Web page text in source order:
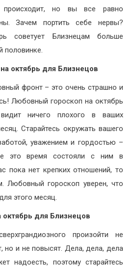
происходит, но вы все равно
Зачем портить себе нервы?
советует Близнецам больше
половинке.
октябрь для Близнецов
фронт – это очень страшно и
Любовный гороскоп на октябрь
ничего плохого в ваших
Старайтесь окружать вашего
уважением и гордостью –
это время состояли с ним в
пока нет крепких отношений, то
Любовный гороскоп уверен, что
этого месяц.
октябрь для Близнецов
произойти не
но и не повысят. Дела, дела, дела
надоесть, поэтому старайтесь